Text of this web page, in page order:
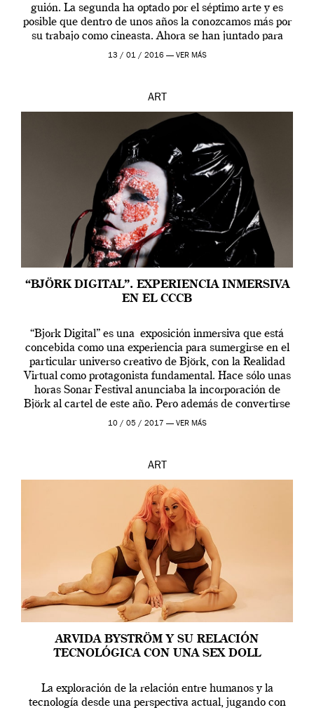
guión. La segunda ha optado por el séptimo arte y es
posible que dentro de unos años la conozcamos más por
su trabajo como cineasta. Ahora se han juntado para
contarnos una […]
13 / 01 / 2016 — VER MÁS
ART
“BJÖRK DIGITAL”. EXPERIENCIA INMERSIVA
EN EL CCCB
“Bjork Digital” es una exposición inmersiva que está
concebida como una experiencia para sumergirse en el
particular universo creativo de Björk, con la Realidad
Virtual como protagonista fundamental. Hace sólo unas
horas Sonar Festival anunciaba la incorporación de
Björk al cartel de este año. Pero además de convertirse
en una de las actuaciones más relevantes […]
10 / 05 / 2017 — VER MÁS
ART
ARVIDA BYSTRÖM Y SU RELACIÓN
TECNOLÓGICA CON UNA SEX DOLL
La exploración de la relación entre humanos y la
tecnología desde una perspectiva actual, jugando con